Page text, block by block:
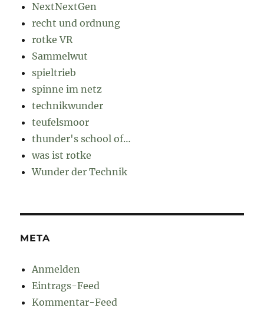
NextNextGen
recht und ordnung
rotke VR
Sammelwut
spieltrieb
spinne im netz
technikwunder
teufelsmoor
thunder's school of…
was ist rotke
Wunder der Technik
META
Anmelden
Eintrags-Feed
Kommentar-Feed